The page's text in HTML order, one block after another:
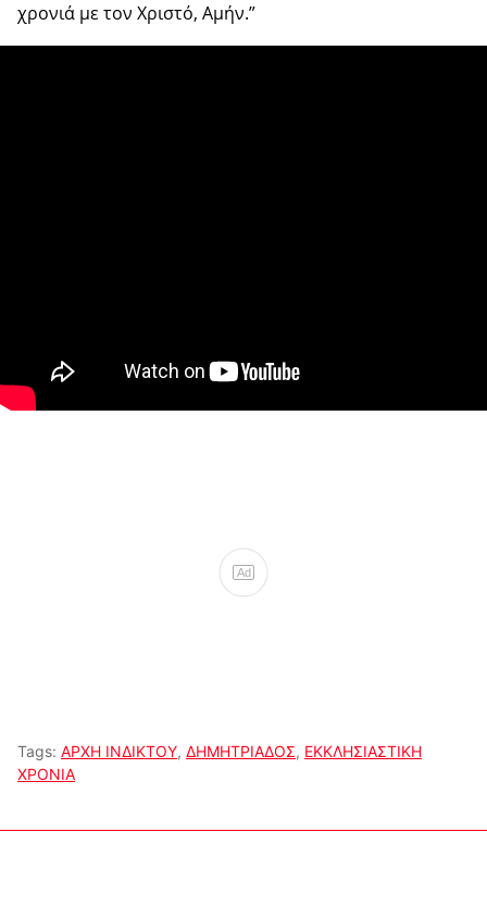
χρονιά με τον Χριστό, Αμήν.”
Ad
Tags: ΑΡΧΗ ΙΝΔΙΚΤΟΥ, ΔΗΜΗΤΡΙΑΔΟΣ, ΕΚΚΛΗΣΙΑΣΤΙΚΗ
ΧΡΟΝΙΑ